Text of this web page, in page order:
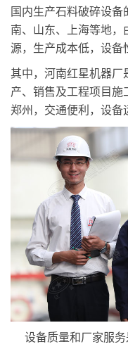
国内生产石料破碎设
南、山东、上海等地，
源，生产成本低，设备
其中，河南红星机器厂
产、销售及工程项目
郑州，交通便利，设备
设备质量和厂家服